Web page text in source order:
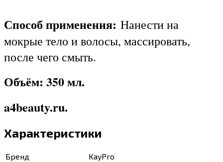
Способ применения: Нанести на
мокрые тело и волосы, массировать,
после чего смыть.
Объём: 350 мл.
a4beauty.ru.
Характеристики
Бренд
KayPro